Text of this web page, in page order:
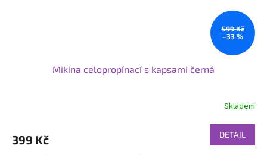
599 Kč
–33 %
Mikina celopropínací s kapsami černá
Skladem
399 Kč DETAIL